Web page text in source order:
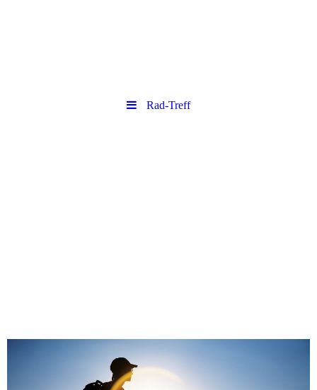
Rad-Treff